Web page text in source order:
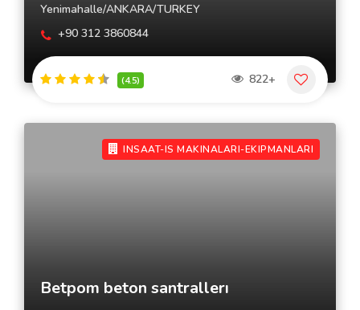
Yenimahalle/ANKARA/TURKEY
+90 312 3860844
(4.5) 822+
INSAAT-IS MAKINALARI-EKIPMANLARI
Betpom beton santrallerı